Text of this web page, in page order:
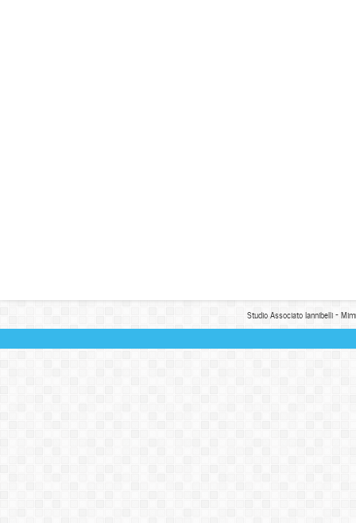
Studio Associato Iannibelli -